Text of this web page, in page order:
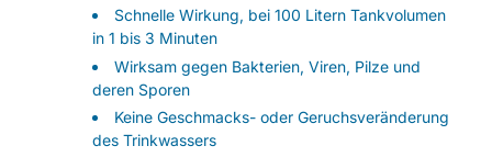
Schnelle Wirkung, bei 100 Litern Tankvolumen
in 1 bis 3 Minuten
Wirksam gegen Bakterien, Viren, Pilze und
deren Sporen
Keine Geschmacks- oder Geruchsveränderung
des Trinkwassers